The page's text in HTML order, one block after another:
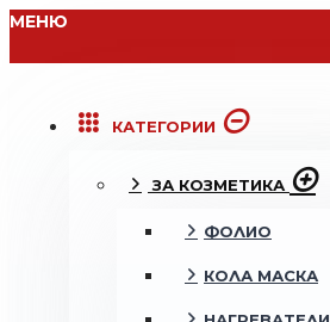
МЕНЮ
КАТЕГОРИИ
ЗА КОЗМЕТИКА
ФОЛИО
КОЛА МАСКА